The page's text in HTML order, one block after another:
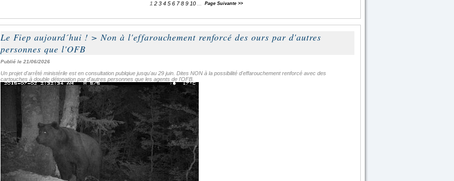
1 2 3 4 5 6 7 8 9 10... Page Suivante >>
Le Fiep aujourd´hui ! >Non à l'effarouchement renforcé des ours par d'autres
personnes que l'OFB
Publié le 21/06/2026
Un projet d'arrêté ministérile est en consultation publqiue jusqu'au 29 juin. Dites NON à la possibilité d'effarouchement renforcé avec des
cartouches à double détonation par d'autres personnes que les agents de l'OFB.